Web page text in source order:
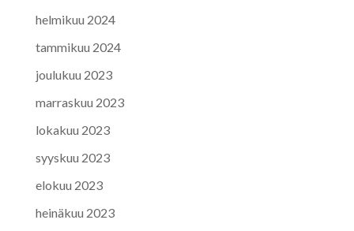
helmikuu 2024
tammikuu 2024
joulukuu 2023
marraskuu 2023
lokakuu 2023
syyskuu 2023
elokuu 2023
heinäkuu 2023